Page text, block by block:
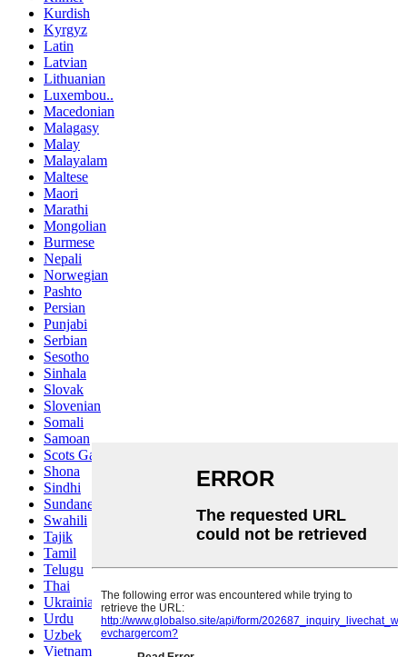
Kurdish
Kyrgyz
Latin
Latvian
Lithuanian
Luxembou..
Macedonian
Malagasy
Malay
Malayalam
Maltese
Maori
Marathi
Mongolian
Burmese
Nepali
Norwegian
Pashto
Persian
Punjabi
Serbian
Sesotho
Sinhala
Slovak
Slovenian
Somali
Samoan
Scots Gaelic
Shona
Sindhi
Sundanese
Swahili
Tajik
Tamil
Telugu
Thai
Ukrainian
Urdu
Uzbek
Vietnamese